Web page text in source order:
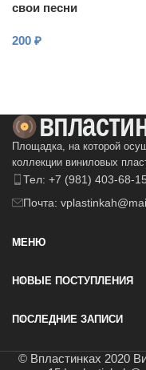
свои песни
200 ₽
Площадка, на которой
коллекции виниловых
Тел: +7 (981) 403-68-15
Почта:
МЕНЮ
НОВЫЕ ПОСТУПЛЕНИЯ
ПОСЛЕДНИЕ ЗАПИСИ
© Впластинках 2020